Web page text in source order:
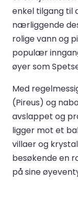
enkel tilgang til
nærliggende
rolige vann og
populær
øyer som
Med
(Pireus) og
avslappet og
ligger mot et
villaer og
besøkende en
på sine